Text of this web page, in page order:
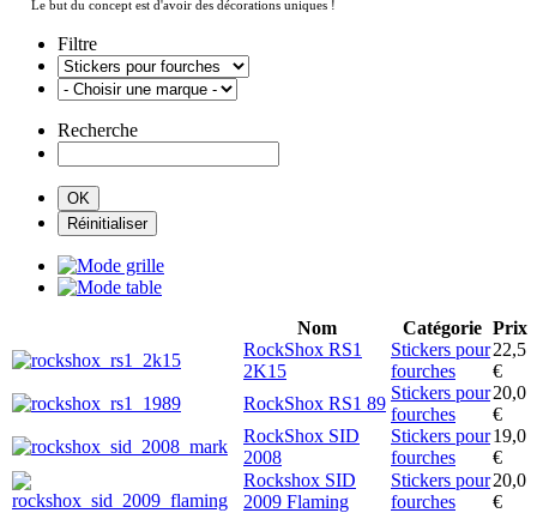
Le but du concept est d'avoir des décorations uniques !
Filtre
Recherche
Nom Catégorie Prix
RockShox RS1
2K15
Stickers pour
fourches
22,5
€
RockShox RS1 89
Stickers pour
fourches
20,0
€
RockShox SID
2008
Stickers pour
fourches
19,0
€
Rockshox SID
2009 Flaming
Stickers pour
fourches
20,0
€